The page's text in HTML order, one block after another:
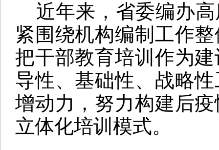
近年来，省委编办
紧围绕机构编制工作
把干部教育培训作为
导性、基础性、战略
增动力，努力构建后
立体化培训模式。